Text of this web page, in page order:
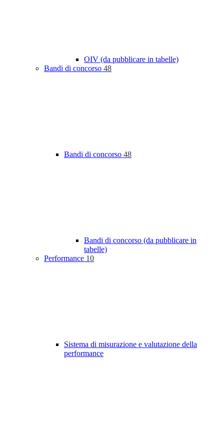
OIV (da pubblicare in tabelle)
Bandi di concorso 48
Bandi di concorso 48
Bandi di concorso (da pubblicare in
tabelle)
Performance 10
Sistema di misurazione e valutazione della
performance